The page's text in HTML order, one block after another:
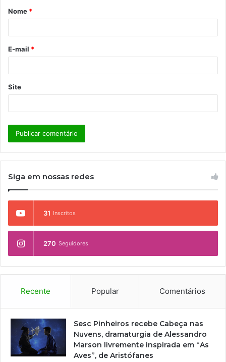
r
*
Nome *
E-mail *
Site
Siga em nossas redes
31 Inscritos
270 Seguidores
Recente Popular Comentários
Sesc Pinheiros recebe Cabeça nas
Nuvens, dramaturgia de Alessandro
Marson livremente inspirada em “As
Aves”, de Aristófanes